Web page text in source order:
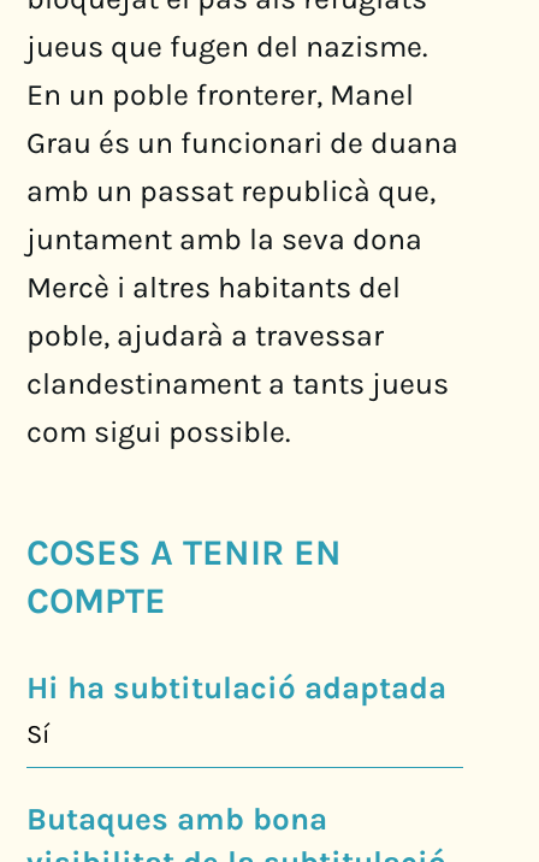
jueus que fugen del nazisme.
En un poble fronterer, Manel
Grau és un funcionari de duana
amb un passat republicà que,
juntament amb la seva dona
Mercè i altres habitants del
poble, ajudarà a travessar
clandestinament a tants jueus
com sigui possible.
COSES A TENIR EN
COMPTE
Hi ha subtitulació adaptada
Sí
Butaques amb bona